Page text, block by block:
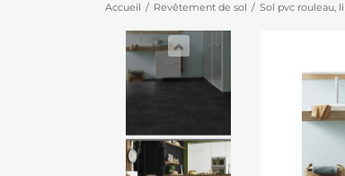
Accueil Revêtement de sol Sol pvc rouleau,